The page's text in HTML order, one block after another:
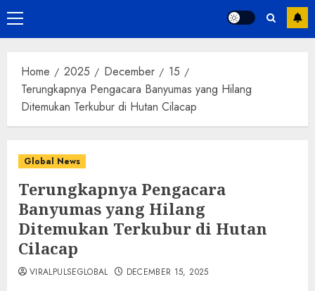
Primary
Menu
Home 2025 December
15
Terungkapnya Pengacara Banyumas yang Hilang
Ditemukan Terkubur di Hutan Cilacap
Global News
Terungkapnya Pengacara
Banyumas yang Hilang
Ditemukan Terkubur di Hutan
Cilacap
VIRALPULSEGLOBAL DECEMBER 15, 2025